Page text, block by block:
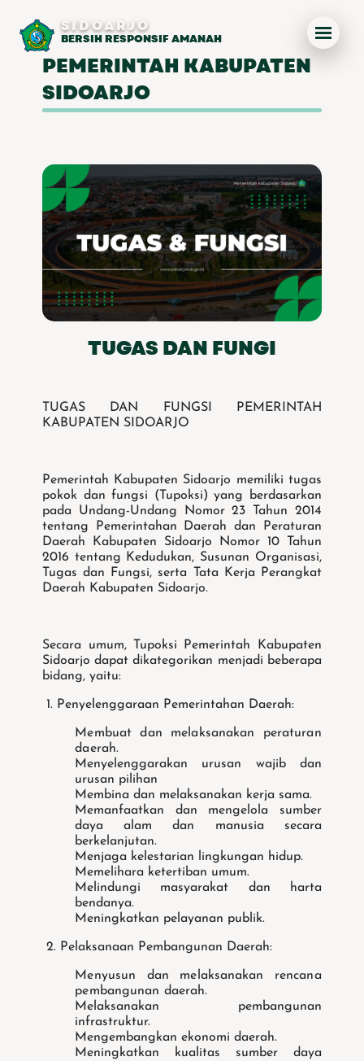
SIDOARJO
BERSIH RESPONSIF AMANAH
PEMERINTAH KABUPATEN
SIDOARJO
TUGAS DAN FUNGI
TUGAS DAN FUNGSI PEMERINTAH
KABUPATEN SIDOARJO
Pemerintah Kabupaten Sidoarjo memiliki tugas
pokok dan fungsi (Tupoksi) yang berdasarkan
pada Undang-Undang Nomor 23 Tahun 2014
tentang Pemerintahan Daerah dan Peraturan
Daerah Kabupaten Sidoarjo Nomor 10 Tahun
2016 tentang Kedudukan, Susunan Organisasi,
Tugas dan Fungsi, serta Tata Kerja Perangkat
Daerah Kabupaten Sidoarjo.
Secara umum, Tupoksi Pemerintah Kabupaten
Sidoarjo dapat dikategorikan menjadi beberapa
bidang, yaitu:
1. Penyelenggaraan Pemerintahan Daerah:
Membuat dan melaksanakan peraturan
daerah.
Menyelenggarakan urusan wajib dan
urusan pilihan
Membina dan melaksanakan kerja sama.
Memanfaatkan dan mengelola sumber
daya alam dan manusia secara
berkelanjutan.
Menjaga kelestarian lingkungan hidup.
Memelihara ketertiban umum.
Melindungi masyarakat dan harta
bendanya.
Meningkatkan pelayanan publik.
2. Pelaksanaan Pembangunan Daerah:
Menyusun dan melaksanakan rencana
pembangunan daerah.
Melaksanakan pembangunan
infrastruktur.
Mengembangkan ekonomi daerah.
Meningkatkan kualitas sumber daya